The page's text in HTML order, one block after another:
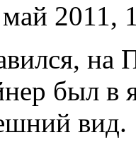
2011,
на
был в
вид.